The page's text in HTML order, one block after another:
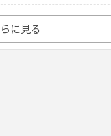
ーンで洗濯槽をピカピカ
に見る